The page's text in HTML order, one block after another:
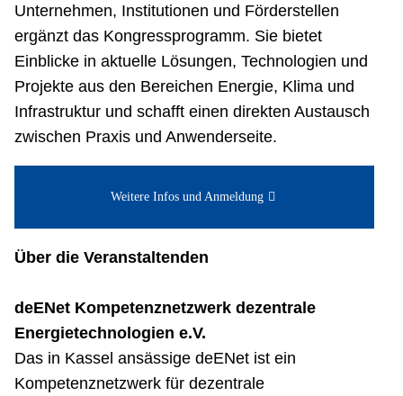
Unternehmen, Institutionen und Förderstellen
ergänzt das Kongressprogramm. Sie bietet
Einblicke in aktuelle Lösungen, Technologien und
Projekte aus den Bereichen Energie, Klima und
Infrastruktur und schafft einen direkten Austausch
zwischen Praxis und Anwenderseite.
Weitere Infos und Anmeldung
Über die Veranstaltenden
deENet Kompetenznetzwerk dezentrale
Energietechnologien e.V.
Das in Kassel ansässige deENet ist ein
Kompetenznetzwerk für dezentrale